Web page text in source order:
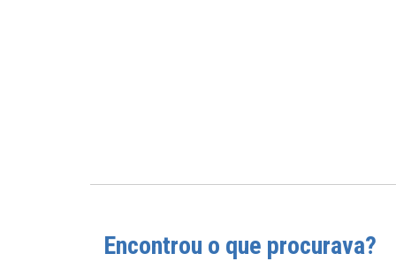
Encontrou o que procurava?